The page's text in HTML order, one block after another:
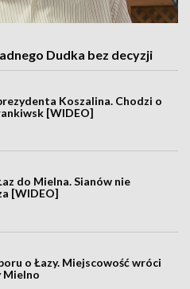
Dudka bez decyzji
Koszalina. Chodzi o
[WIDEO]
do Mielna. Sianów nie
[WIDEO]
o Łazy. Miejscowość wróci
Mielno